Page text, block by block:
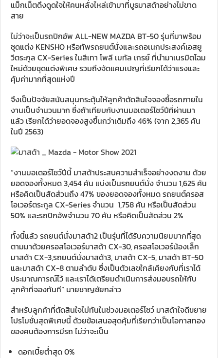
แม็กเน็ตดึงดูดใจให้คนหลั่งไหล่เข้ามาที่บูธมาสด้าอย่างไม่ขาด
สาย
ไม่ว่าจะเป็นรถปิกอัพ ALL-NEW MAZDA BT-50 รุ่นที่มาพร้อม
ชุดแต่ง KENSHO หรือทัพรถยนต์นั่งและรถอเนกประสงค์เอสยู
วีตระกูล CX-Series ในสีเทา โพลี เมทัล เกรย์ ที่นำมาเนรมิตโฉม
ใหม่ด้วยชุดแต่งพิเศษ รวมถึงจัดแคมเปญที่เรียกได้ว่าแรงและ
คุ้มค่ามากที่สุดแห่งปี
จึงเป็นปัจจัยสนับสนุนกระตุ้นให้ลูกค้าตัดสินใจจองซื้อรถภายใน
งานเป็นจำนวนมาก ซึ่งถ้าเทียบกับงานมอเตอร์โชว์ปีที่ผ่านมา
แล้ว เรียกได้ว่ายอดจองสูงขึ้นกว่าเดิมถึง 46% (จาก 2,365 คัน
ในปี 2563)
“งานมอเตอร์โชว์ปีนี้ มาสด้าประสบความสำเร็จอย่างงดงาม ด้วย
ยอดจองทั้งหมด 3,454 คัน แบ่งเป็นรถยนต์นั่ง จำนวน 1,625 คัน
หรือคิดเป็นสัดส่วนถึง 47% ของยอดจองทั้งหมด รถยนต์ครอส
โอเวอร์ตระกูล CX-Series จำนวน 1,758 คัน หรือเป็นสัดส่วน
50% และรถปิกอัพจำนวน 70 คัน หรือคิดเป็นสัดส่วน 2%
ทั้งนี้แล้ว รถยนต์นั่งมาสด้า2 เป็นรุ่นที่ได้รับความนิยมมากที่สุด
ตามมาด้วยครอสโอเวอร์มาสด้า CX-30, ครอสโอเวอร์น้องเล็ก
มาสด้า CX-3,รถยนต์นั่งมาสด้า3, มาสด้า CX-5, มาสด้า BT-50
และมาสด้า CX-8 ตามลำดับ ซึ่งเป็นตัวเลขใกล้เคียงกับที่เราได้
ประมาณการณ์ไว้ และเราได้เตรียมดำเนินการส่งมอบรถให้กับ
ลูกค้าที่จองทันที” นายชาญชัยกล่าว
สำหรับลูกค้าที่ตัดสินใจไม่ทันในช่วงมอเตอร์โชว์ มาสด้าใจดีขยาย
โปรโมชั่นสุดพิเศษนี้ ด้วยข้อเสนอสุดคุ้มที่เรียกว่าเป็นโอกาสทอง
ของคนต้องการมีรถ ไม่ว่าจะเป็น
ดอกเบี้ยต่ำสุด 0%